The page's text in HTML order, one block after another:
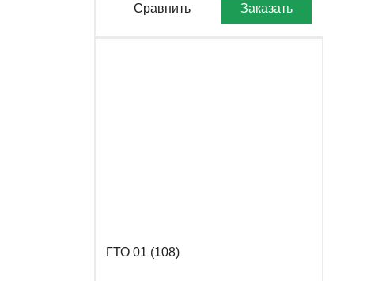
Сравнить Заказать
ГТО 01 (108)